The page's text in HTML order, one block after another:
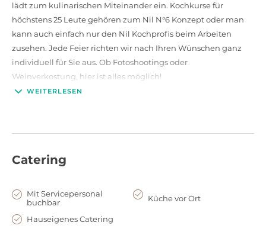
lädt zum kulinarischen Miteinander ein. Kochkurse für
höchstens 25 Leute gehören zum Nil N°6 Konzept oder man
kann auch einfach nur den Nil Kochprofis beim Arbeiten
zusehen. Jede Feier richten wir nach Ihren Wünschen ganz
individuell für Sie aus. Ob Fotoshootings oder
Weinverkostung, hier ist alles möglich!
verschiedenen Ebenen mit einer vorzüglichen Weinkarte
WEITERLESEN
Catering
Mit Servicepersonal
buchbar
Küche vor Ort
Hauseigenes Catering